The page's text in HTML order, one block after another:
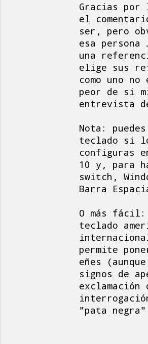
Gracias
el
ser, pero
esa persona
una
elige sus
como uno no
peor de si
entrevista
Nota:
teclado si
configuras
10 y, para
switch,
Barra
O más
teclado
permite
eñes
signos de
exclamación
"pata